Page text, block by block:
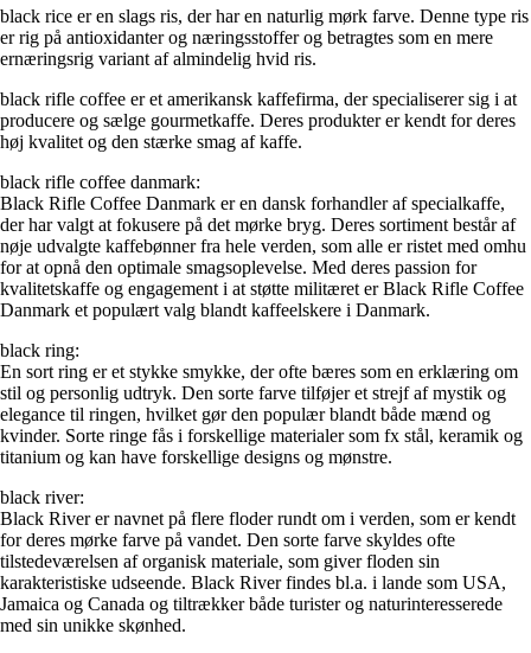
black rice er en slags ris, der har en naturlig mørk farve. Denne type ris
er rig på antioxidanter og næringsstoffer og betragtes som en mere
ernæringsrig variant af almindelig hvid ris.
black rifle coffee er et amerikansk kaffefirma, der specialiserer sig i at
producere og sælge gourmetkaffe. Deres produkter er kendt for deres
høj kvalitet og den stærke smag af kaffe.
black rifle coffee danmark:
Black Rifle Coffee Danmark er en dansk forhandler af specialkaffe,
der har valgt at fokusere på det mørke bryg. Deres sortiment består af
nøje udvalgte kaffebønner fra hele verden, som alle er ristet med omhu
for at opnå den optimale smagsoplevelse. Med deres passion for
kvalitetskaffe og engagement i at støtte militæret er Black Rifle Coffee
Danmark et populært valg blandt kaffeelskere i Danmark.
black ring:
En sort ring er et stykke smykke, der ofte bæres som en erklæring om
stil og personlig udtryk. Den sorte farve tilføjer et strejf af mystik og
elegance til ringen, hvilket gør den populær blandt både mænd og
kvinder. Sorte ringe fås i forskellige materialer som fx stål, keramik og
titanium og kan have forskellige designs og mønstre.
black river:
Black River er navnet på flere floder rundt om i verden, som er kendt
for deres mørke farve på vandet. Den sorte farve skyldes ofte
tilstedeværelsen af organisk materiale, som giver floden sin
karakteristiske udseende. Black River findes bl.a. i lande som USA,
Jamaica og Canada og tiltrækker både turister og naturinteresserede
med sin unikke skønhed.